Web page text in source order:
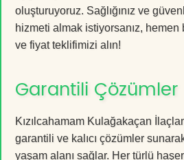
oluşturuyoruz. Sağlığınız ve
hizmeti almak istiyorsanız,
ve fiyat teklifimizi alın!
Garantili Çözümler
Kızılcahamam Kulağakaçan
garantili ve kalıcı çözümler
yaşam alanı sağlar. Her türlü